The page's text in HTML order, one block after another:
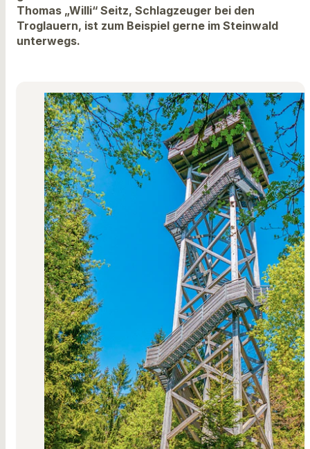
Thomas „Willi“ Seitz, Schlagzeuger bei den
Troglauern, ist zum Beispiel gerne im Steinwald
unterwegs.